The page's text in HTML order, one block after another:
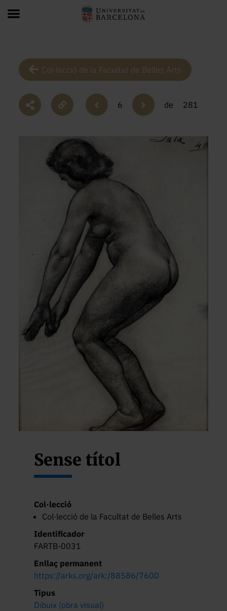
Col·lecció de la Facultat de Belles Arts
6 de 281
Sense títol
Col·lecció
Col·lecció de la Facultat de Belles Arts
Identificador
FARTB-0031
Enllaç permanent
https://arks.org/ark:/88586/7600
Tipus
Dibuix (obra visual)